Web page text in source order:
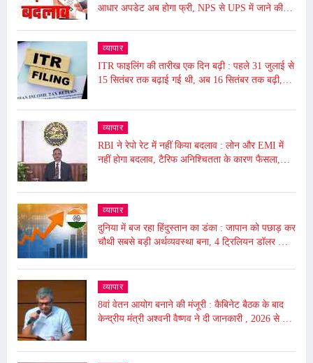
आधार अपडेट अब होगा फ्री, NPS से UPS में जाने की
व्यापार
ITR फाइलिंग की तारीख एक दिन बढ़ी : पहले 31 जुलाई से
15 सितंबर तक बढ़ाई गई थी, अब 16 सितंबर तक बढ़ी,
व्यापार
RBI ने रेपो रेट में नहीं किया बदलाव : लोन और EMI में
नहीं होगा बदलाव, टैरिफ अनिश्चितता के कारण फैसला,
व्यापार
दुनिया में बज रहा हिंदुस्तान का डंका : जापान को पछाड़ कर
चौथी सबसे बड़ी अर्थव्यवस्था बना, 4 ट्रिलियन डॉलर की
व्यापार
8वां वेतन आयोग बनाने की मंजूरी : कैबिनेट बैठक के बाद
केन्द्रीय मंत्री अश्वनी वैष्णव ने दी जानकारी , 2026 से लागू